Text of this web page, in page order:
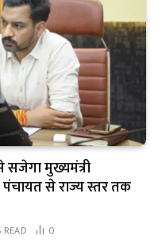
मुख्यमंत्री
पंचायत से राज्य स्तर तक
0